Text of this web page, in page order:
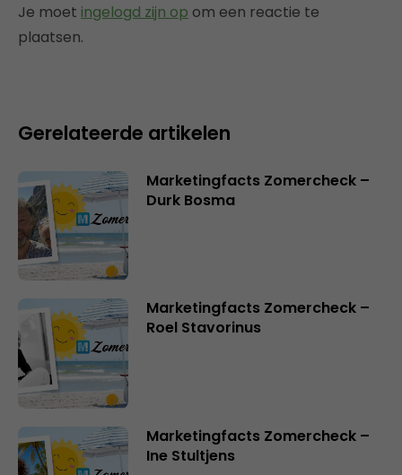
Je moet ingelogd zijn op om een reactie te
plaatsen.
Gerelateerde artikelen
Marketingfacts Zomercheck –
Durk Bosma
Marketingfacts Zomercheck –
Roel Stavorinus
Marketingfacts Zomercheck –
Ine Stultjens